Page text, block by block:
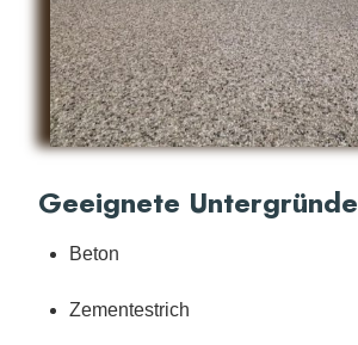
Geeignete Untergründe
Beton
Zementestrich